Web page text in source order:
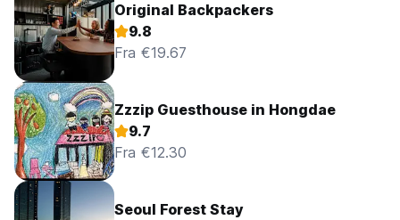
Original Backpackers
9.8
Fra €19.67
Zzzip Guesthouse in Hongdae
9.7
Fra €12.30
Seoul Forest Stay